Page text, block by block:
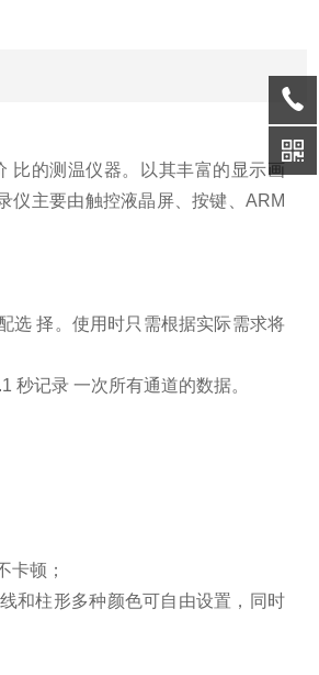
比的测温仪器。以其丰富的显示画
仪主要由触控液晶屏、按键、ARM
选 择。使用时只需根据实际需求将
秒记录 一次所有通道的数据。
卡顿；
和柱形多种颜色可自由设置，同时